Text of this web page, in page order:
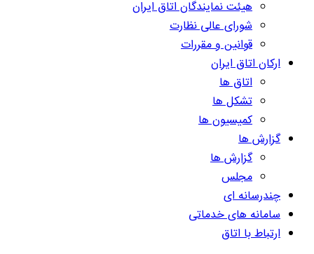
هیئت نمایندگان اتاق ایران
شورای عالی نظارت
قوانین و مقررات
ارکان اتاق ایران
اتاق ها
تشکل ها
کمیسیون ها
گزارش ها
گزارش ها
مجلس
چندرسانه ای
سامانه های خدماتی
ارتباط با اتاق